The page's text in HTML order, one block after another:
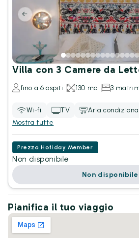
Villa con 3 Camere da
fino a 6 ospiti 130 mq 3
Wi-fi TV
Aria
Mostra tutte
Prezzo Hotiday Member
Non disponibile
Non disponibile
Pianifica il tuo viaggio